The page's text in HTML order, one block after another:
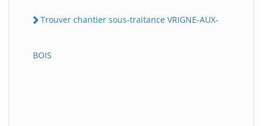
Trouver chantier sous-traitance VRIGNE-AUX-
BOIS